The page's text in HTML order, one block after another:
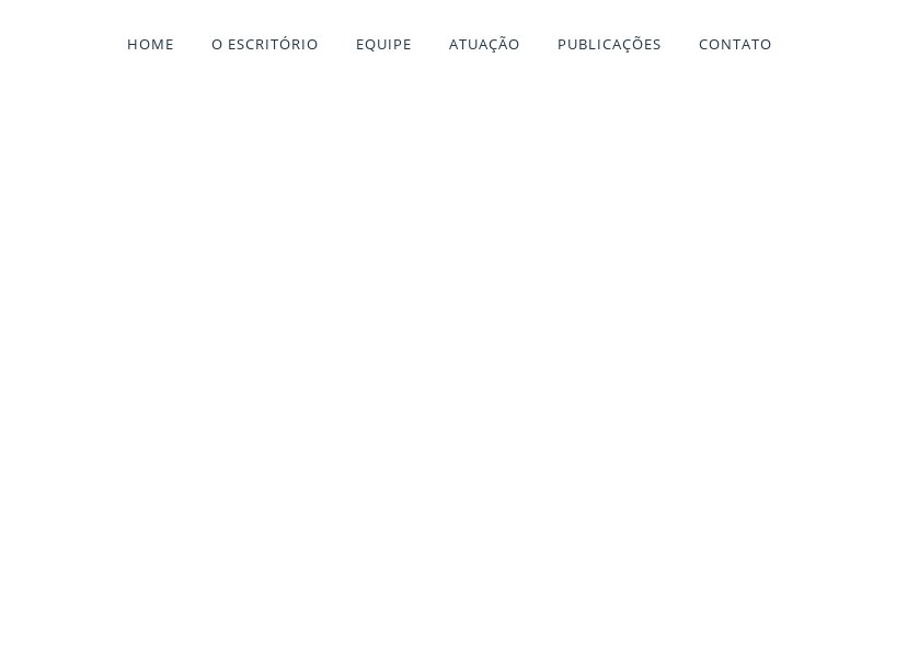
HOME O ESCRITÓRIO EQUIPE ATUAÇÃO PUBLICAÇÕES CONTATO